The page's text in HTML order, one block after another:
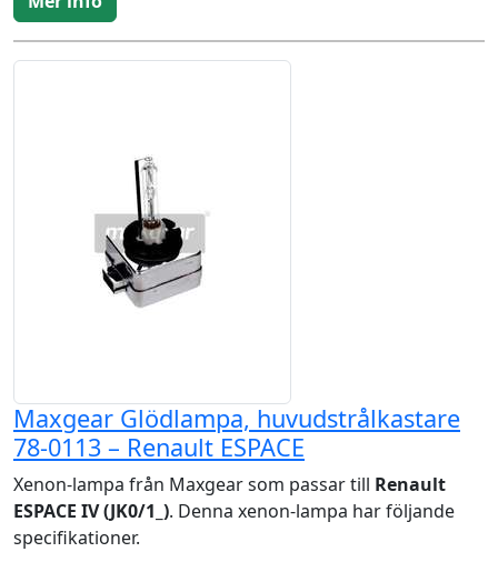
Maxgear Glödlampa, huvudstrålkastare
78-0113 – Renault ESPACE
Xenon-lampa från Maxgear som passar till Renault
ESPACE IV (JK0/1_). Denna xenon-lampa har följande
specifikationer.